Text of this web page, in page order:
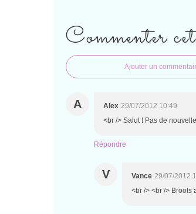
Commenter
Ajouter un
A Alex 29/07/2012 10:49
<br /> Salut ! Pas de
Répondre
V Vance 29/07/2012
<br /> <br /> Broots